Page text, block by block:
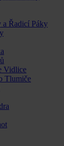
a Řadicí Páky
Vidlice
Tlumiče